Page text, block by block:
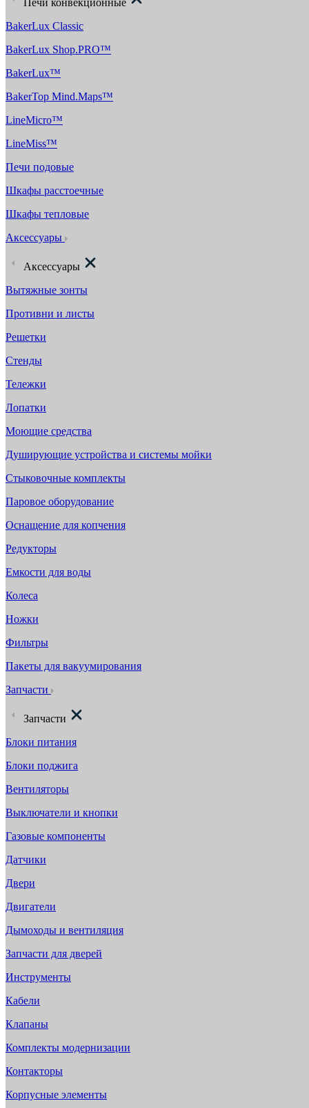
Печи конвекционные
BakerLux Classic
BakerLux Shop.PRO™
BakerLux™
BakerTop Mind.Maps™
LineMicro™
LineMiss™
Печи подовые
Шкафы расстоечные
Шкафы тепловые
Аксессуары
Аксессуары
Вытяжные зонты
Противни и листы
Решетки
Стенды
Тележки
Лопатки
Моющие средства
Душирующие устройства и системы мойки
Стыковочные комплекты
Паровое оборудование
Оснащение для копчения
Редукторы
Емкости для воды
Колеса
Ножки
Фильтры
Пакеты для вакуумирования
Запчасти
Запчасти
Блоки питания
Блоки поджига
Вентиляторы
Выключатели и кнопки
Газовые компоненты
Датчики
Двери
Двигатели
Дымоходы и вентиляция
Запчасти для дверей
Инструменты
Кабели
Клапаны
Комплекты модернизации
Контакторы
Корпусные элементы